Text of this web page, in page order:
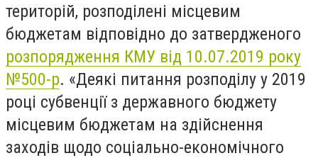
територій, розподілені місцевим
бюджетам відповідно до затвердженого
розпорядження КМУ від 10.07.2019 року
№500-р. «Деякі питання розподілу у 2019
році субвенції з державного бюджету
місцевим бюджетам на здійснення
заходів щодо соціально-економічного